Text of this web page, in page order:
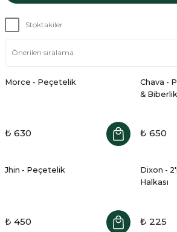
Stoktakiler
Morce - Peçetelik
₺ 630
Chava -
& Biberlik
₺ 650
Jhin - Peçetelik
₺ 450
Dixon -
Halkası
₺ 225